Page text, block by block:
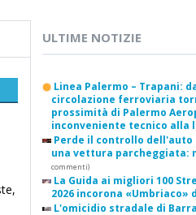
ULTIME NOTIZIE
Linea Palermo – Trapani:
circolazione ferroviaria
prossimità di Palermo
inconveniente tecnico alla
Perde il controllo dell'auto
una vettura parcheggiata:
commenti)
La Guida ai migliori 100
2026 incorona «Umbriaco»
L'omicidio stradale di